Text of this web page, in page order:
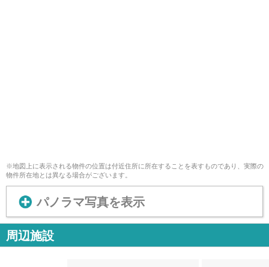
※地図上に表示される物件の位置は付近住所に所在することを表すものであり、実際の
物件所在地とは異なる場合がございます。
パノラマ写真を表示
周辺施設